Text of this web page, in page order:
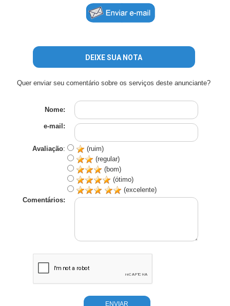
DEIXE SUA NOTA
Quer enviar seu comentário sobre os serviços deste anunciante?
Nome:
e-mail:
Avaliação:
(ruim)
(regular)
(bom)
(ótimo)
(excelente)
Comentários: